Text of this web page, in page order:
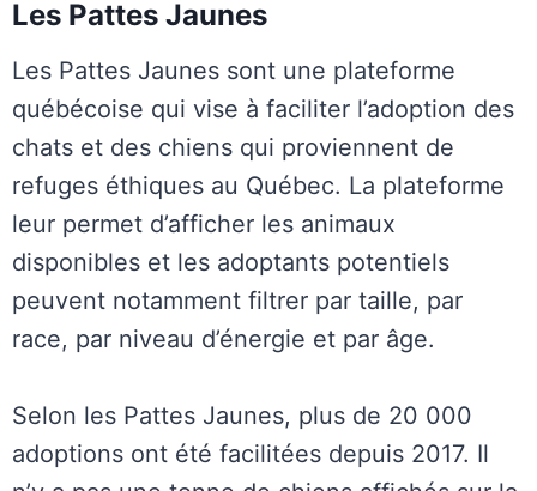
Les Pattes Jaunes
Les Pattes Jaunes sont une plateforme
québécoise qui vise à faciliter l’adoption des
chats et des chiens qui proviennent de
refuges éthiques au Québec. La plateforme
leur permet d’afficher les animaux
disponibles et les adoptants potentiels
peuvent notamment filtrer par taille, par
race, par niveau d’énergie et par âge.
Selon les Pattes Jaunes, plus de 20 000
adoptions ont été facilitées depuis 2017. Il